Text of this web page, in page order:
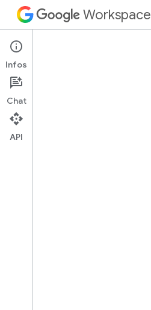
Workspace
Google Calendar
Aperçu
Infos
Chat
API